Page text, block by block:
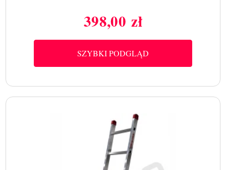
Cena
398,00 zł
SZYBKI PODGLĄD